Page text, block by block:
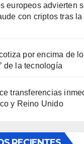
europeos advierten
con criptos tras
por encima de
de la tecnología
transferencias
y Reino Unido